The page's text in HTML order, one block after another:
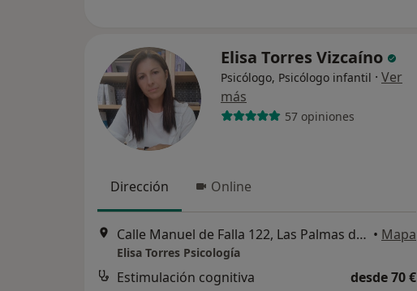
Elisa Torres Vizcaíno
Psicólogo, Psicólogo infantil · Ver
más
57 opiniones
Dirección Online
Calle Manuel de Falla 122, Las Palmas de Gran Canaria • Mapa
Elisa Torres Psicología
Estimulación cognitiva desde 70 €